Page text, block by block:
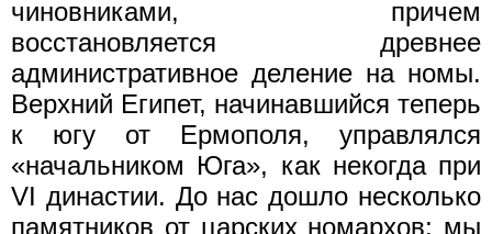
чиновниками, причем
восстановляется древнее
административное деление на номы.
Верхний Египет, начинавшийся теперь
к югу от Ермополя, управлялся
«начальником Юга», как некогда при
VI династии. До нас дошло несколько
памятников от царских номархов; мы